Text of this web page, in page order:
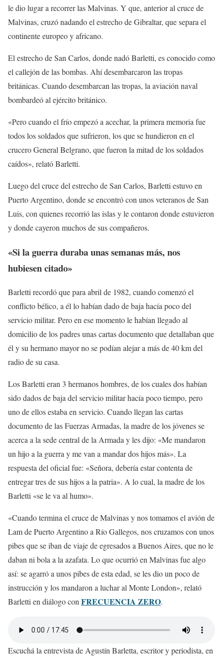
le dio lugar a recorrer las Malvinas. Y que, anterior al cruce de
Malvinas, cruzó nadando el estrecho de Gibraltar, que separa el
continente europeo y africano.
El estrecho de San Carlos, donde nadó Barletti, es conocido como
el callejón de las bombas. Ahí desembarcaron las tropas
británicas. Cuando desembarcan las tropas, la aviación naval
bombardeó al ejército británico.
«Pero cuando el frío empezó a acechar, la primera memoria fue
todos los soldados que sufrieron, los que se hundieron en el
crucero General Belgrano, que fueron la mitad de los soldados
caídos», relató Barletti.
Luego del cruce del estrecho de San Carlos, Barletti estuvo en
Puerto Argentino, donde se encontró con unos veteranos de San
Luis, con quienes recorrió las islas y le contaron donde estuvieron
y donde cayeron muchos de sus compañeros.
«Si la guerra duraba unas semanas más, nos
hubiesen citado»
Barletti recordó que para abril de 1982, cuando comenzó el
conflicto bélico, a él lo habían dado de baja hacía poco del
servicio militar. Pero en ese momento le habían llegado al
domicilio de los padres unas cartas documento que detallaban que
él y su hermano mayor no se podían alejar a más de 40 km del
radio de su casa.
Los Barletti eran 3 hermanos hombres, de los cuales dos habían
sido dados de baja del servicio militar hacía poco tiempo, pero
uno de ellos estaba en servicio. Cuando llegan las cartas
documento de las Fuerzas Armadas, la madre de los jóvenes se
acerca a la sede central de la Armada y les dijo: «Me mandaron
un hijo a la guerra y me van a mandar dos hijos más». La
respuesta del oficial fue: «Señora, debería estar contenta de
entregar tres de sus hijos a la patria». A lo cual, la madre de los
Barletti «se le va al humo».
«Cuando termina el cruce de Malvinas y nos tomamos el avión de
Lam de Puerto Argentino a Río Gallegos, nos cruzamos con unos
pibes que se iban de viaje de egresados a Buenos Aires, que no le
daban ni bola a la azafata. Lo que ocurrió en Malvinas fue algo
así: se agarró a unos pibes de esta edad, se les dio un poco de
instrucción y los mandaron a luchar al Monte London», relató
Barletti en diálogo conFRECUENCIA ZERO.
Escuchá la entrevista de Agustín Barletta, escritor y periodista, en